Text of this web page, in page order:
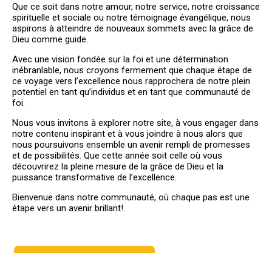
Que ce soit dans notre amour, notre service, notre croissance
spirituelle et sociale ou notre témoignage évangélique, nous
aspirons à atteindre de nouveaux sommets avec la grâce de
Dieu comme guide.
Avec une vision fondée sur la foi et une détermination
inébranlable, nous croyons fermement que chaque étape de
ce voyage vers l’excellence nous rapprochera de notre plein
potentiel en tant qu’individus et en tant que communauté de
foi.
Nous vous invitons à explorer notre site, à vous engager dans
notre contenu inspirant et à vous joindre à nous alors que
nous poursuivons ensemble un avenir rempli de promesses
et de possibilités. Que cette année soit celle où vous
découvrirez la pleine mesure de la grâce de Dieu et la
puissance transformative de l’excellence.
Bienvenue dans notre communauté, où chaque pas est une
étape vers un avenir brillant!.